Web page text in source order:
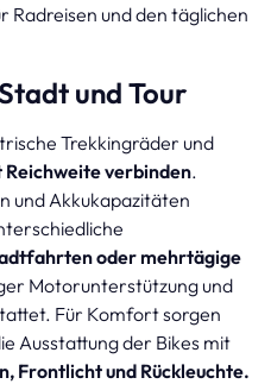
Radreisen und den täglichen
und Tour
Trekkingräder und
verbinden.
und Akkukapazitäten
oder mehrtägige
Motorunterstützung und
Für Komfort sorgen
Ausstattung der Bikes mit
Frontlicht und Rückleuchte.